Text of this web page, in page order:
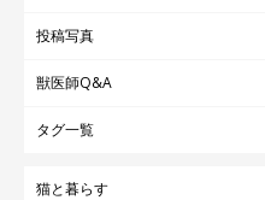
飼い主さんが思う
投稿写真
獣医師Q&A
タグ一覧
猫と暮らす